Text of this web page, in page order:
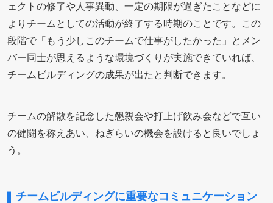
ェクトの修了や人事異動、一定の期限が過ぎたことなどに
よりチームとしての活動が終了する時期のことです。この
段階で「もう少しこのチームで仕事がしたかった」とメン
バー同士が思えるような環境づくりが実施できていれば、
チームビルディングの成果が出たと判断できます。
チームの解散を記念した懇親会や打上げ飲み会などで互い
の健闘を称えあい、ねぎらいの機会を設けると良いでしょ
う。
チームビルディングに重要なコミュニケーション